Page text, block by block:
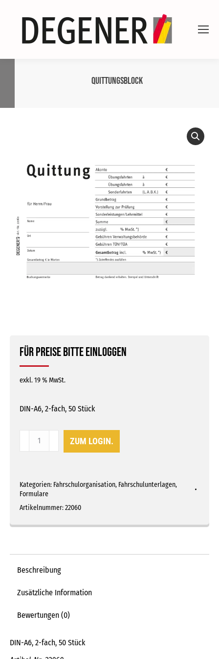
Quittungsblock
Für Preise bitte einloggen
exkl. 19 % MwSt.
DIN-A6, 2-fach, 50 Stück
Quittungsblock
ZUM LOGIN.
Kategorien: Fahrschulorganisation, Fahrschulunterlagen,
Formulare
Artikelnummer:22060
Beschreibung
Zusätzliche Information
Bewertungen (0)
DIN-A6, 2-fach, 50 Stück